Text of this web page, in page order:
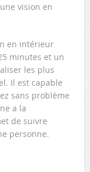
vision en
en intérieur
minutes et un
les plus
Il est capable
sans problème
a la
de suivre
personne.